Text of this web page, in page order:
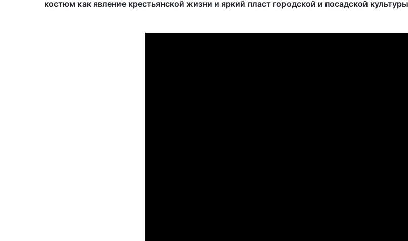
костюм как явление крестьянской жизни и яркий пласт городской и посадской